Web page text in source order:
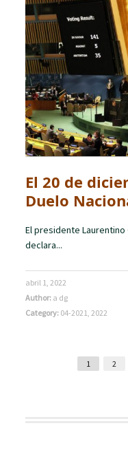
El 20 de
Duelo
El presidente
declara...
abril 1, 2022
Author: a dg
Category: 04-2021 ,2022
1 2